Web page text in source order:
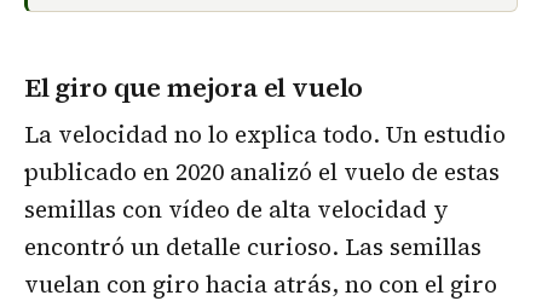
El giro que mejora el vuelo
La velocidad no lo explica todo. Un estudio
publicado en 2020 analizó el vuelo de estas
semillas con vídeo de alta velocidad y
encontró un detalle curioso. Las semillas
vuelan con giro hacia atrás, no con el giro